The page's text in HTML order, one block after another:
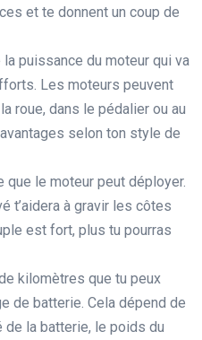
et te donnent un coup de
la puissance du moteur qui va
Les moteurs peuvent
roue, dans le pédalier ou au
selon ton style de
que le moteur peut déployer.
t’aidera à gravir les côtes
est fort, plus tu pourras
kilomètres que tu peux
de batterie. Cela dépend de
la batterie, le poids du